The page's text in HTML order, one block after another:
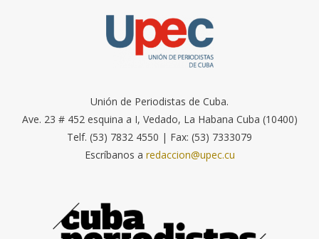
Unión de Periodistas de Cuba.
Ave. 23 # 452 esquina a I, Vedado, La Habana Cuba (10400)
Telf. (53) 7832 4550 | Fax: (53) 7333079
Escríbanos a redaccion@upec.cu